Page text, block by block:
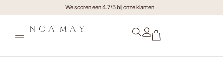
We scoren een 4.7/5 bij onze klanten